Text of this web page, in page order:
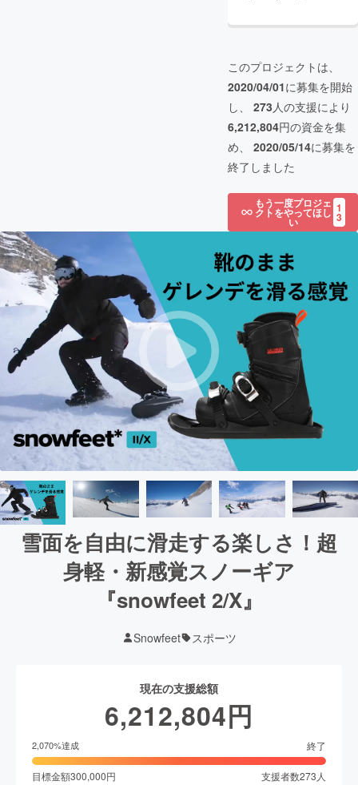
このプロジェクトは、
2020/04/01に募集を開始
し、 273人の支援により
6,212,804円の資金を集
め、 2020/05/14に募集を
終了しました
もう一度プロジェ
クトをやってほし
い
1
3
雪面を自由に滑走する楽しさ！超
身軽・新感覚スノーギア
『snowfeet 2/X』
Snowfeet スポーツ
現在の支援総額
6,212,804円
2,070%達成 終了
目標金額300,000円 支援者数273 人